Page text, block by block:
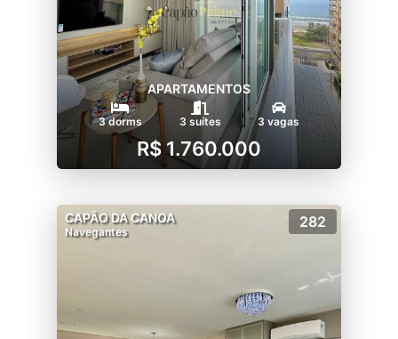
APARTAMENTOS
3 dorms 3 suítes 3 vagas
R$ 1.760.000
CAPÃO DA CANOA
Navegantes
282